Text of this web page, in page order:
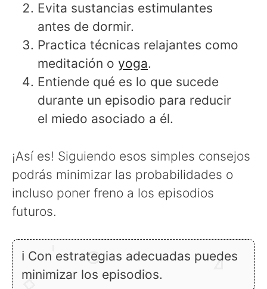
Evita sustancias estimulantes
antes de dormir.
Practica técnicas relajantes como
meditación o yoga.
Entiende qué es lo que sucede
durante un episodio para reducir
el miedo asociado a él.
¡Así es! Siguiendo esos simples consejos
podrás minimizar las probabilidades o
incluso poner freno a los episodios
futuros.
ℹ Con estrategias adecuadas puedes
minimizar los episodios.